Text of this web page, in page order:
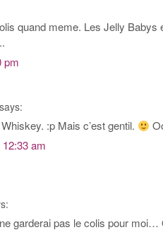
quand meme. Les Jelly
pm
says:
:p Mais c’est gentil.
am
garderai pas le colis pour